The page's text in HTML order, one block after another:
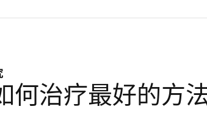
何治疗最好的方